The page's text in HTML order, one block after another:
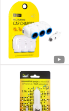
mesa
kafu
oprema